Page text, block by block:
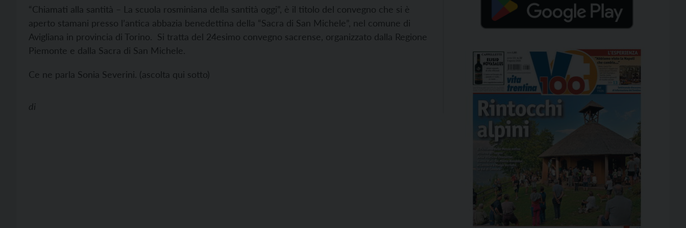
“Chiamati alla santità – La scuola rosminiana della santità oggi”, è il titolo del convegno che si è
aperto stamani presso l’antica abbazia benedettina della “Sacra di San Michele”, nel comune di
Avigliana in provincia di Torino. Si tratta del 24esimo convegno sacrense, organizzato dalla Regione
Piemonte e dalla Sacra di San Michele.
Ce ne parla Sonia Severini. (ascolta qui sotto)
di